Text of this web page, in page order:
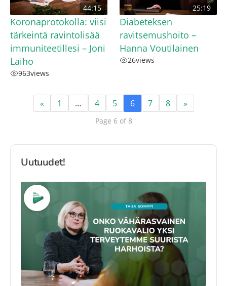
44:15
Koronaprotokolla: viisi
tärkeintä ravintolisää
immuniteetillesi – Joni
Laiho
963views
25:19
Diabeteksen
ravitsemushoito –
Hanna Voutilainen
26views
« 1 … 4 5 6 7 8 »
Page 6 of 8
Uutuudet!